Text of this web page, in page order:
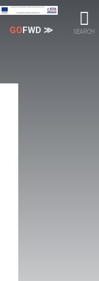
SEARCH
GOFWD ≫